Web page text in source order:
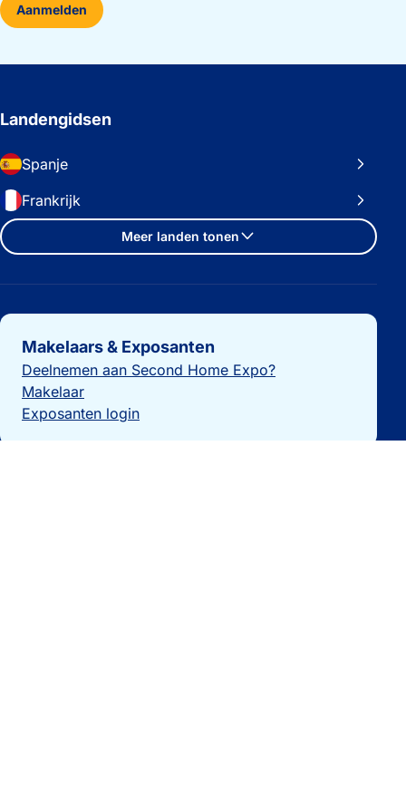
Aanmelden
Landengidsen
Spanje
Frankrijk
Meer landen tonen
Belangrijke links
Makelaars & Exposanten
Deelnemen aan Second Home Expo?
Makelaar
Exposanten login